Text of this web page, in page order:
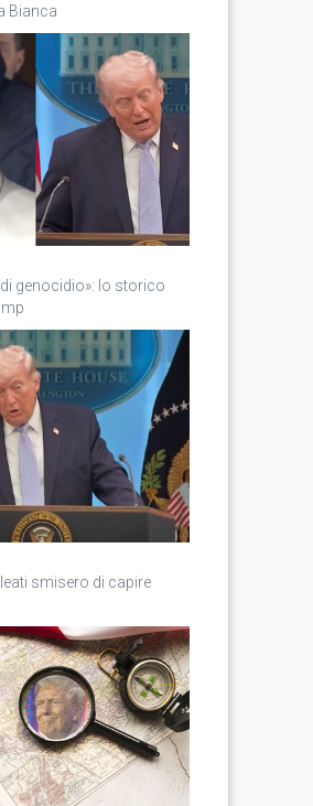
Bianca
genocidio»: lo storico
smisero di capire